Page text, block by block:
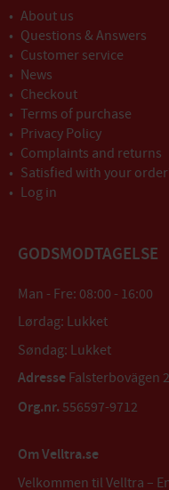
About us
Questions & Answers
Customer service
News
Checkout
Terms of purchase
Privacy Policy
Complaints and returns
Satisfied with your
Log in
GODSMODTAGELSE
Man - Fre: 08:00 - 16:00
Lørdag: Lukket
Søndag: Lukket
Adresse Falsterbovägen
Org.nr. 556597-9712
Om Velltra.se
Velkommen til Velltra –